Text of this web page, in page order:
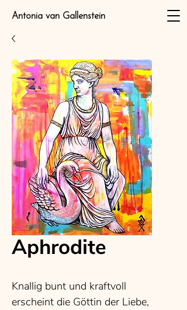
Antonia van Gallenstein
Aphrodite
Knallig bunt und kraftvoll
erscheint die Göttin der Liebe,